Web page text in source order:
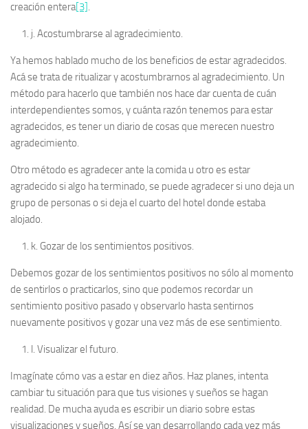
creación entera[3].
j. Acostumbrarse al agradecimiento.
Ya hemos hablado mucho de los beneficios de estar agradecidos.
Acá se trata de ritualizar y acostumbrarnos al agradecimiento. Un
método para hacerlo que también nos hace dar cuenta de cuán
interdependientes somos, y cuánta razón tenemos para estar
agradecidos, es tener un diario de cosas que merecen nuestro
agradecimiento.
Otro método es agradecer ante la comida u otro es estar
agradecido si algo ha terminado, se puede agradecer si uno deja un
grupo de personas o si deja el cuarto del hotel donde estaba
alojado.
k. Gozar de los sentimientos positivos.
Debemos gozar de los sentimientos positivos no sólo al momento
de sentirlos o practicarlos, sino que podemos recordar un
sentimiento positivo pasado y observarlo hasta sentirnos
nuevamente positivos y gozar una vez más de ese sentimiento.
l. Visualizar el futuro.
Imagínate cómo vas a estar en diez años. Haz planes, intenta
cambiar tu situación para que tus visiones y sueños se hagan
realidad. De mucha ayuda es escribir un diario sobre estas
visualizaciones y sueños. Así se van desarrollando cada vez más